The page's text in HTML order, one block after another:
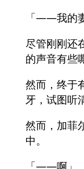
「——我的
尽管刚刚还
的声音有些
然而，终于
牙，试图听
然而，加菲
中。